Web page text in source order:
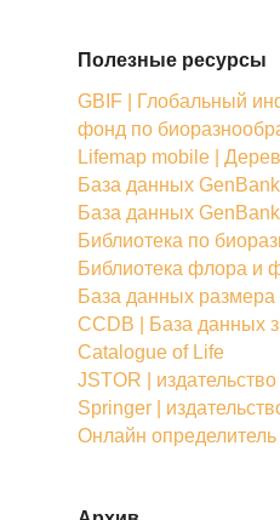
Полезные ресурсы
GBIF | Глобальный
фонд по
Lifemap mobile |
База данных
База данных
Библиотека по
Библиотека флора и
База данных
CCDB | База данных
Catalogue of Life
JSTOR | издательство
Springer |
Онлайн